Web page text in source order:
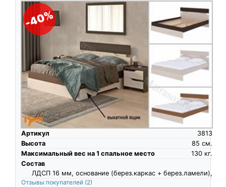
-40%
Артикул
3813
Высота
см.
85
Максимальный вес на 1 спальное место
кг.
130
Состав
ЛДСП 16 мм, основание (берез.каркас + берез.ламели),
Отзывы покупателей (2)